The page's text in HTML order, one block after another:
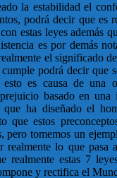
la estabilidad el
podrá decir que es
estas leyes además
es por demás
el significado
podrá decir que
esto es causa de una
basado en una
que ha diseñado el
que estos
pero tomemos un
realmente lo que pasa
realmente estas 7
y rectifica el